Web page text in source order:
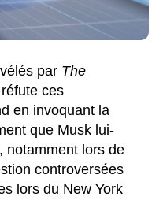
par The
ces
en invoquant la
que Musk lui-
notamment lors de
controversées
lors du New York